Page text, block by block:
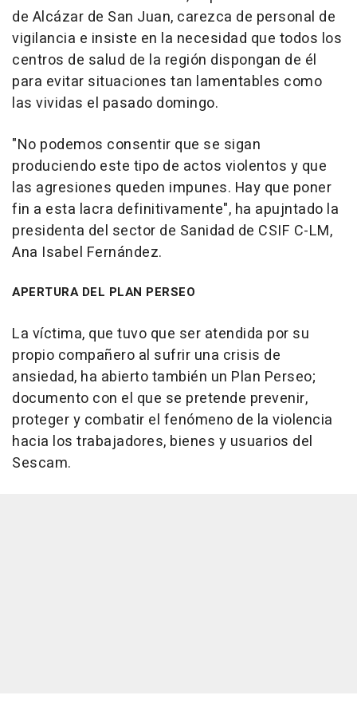
de Alcázar de San Juan, carezca de personal de
vigilancia e insiste en la necesidad que todos los
centros de salud de la región dispongan de él
para evitar situaciones tan lamentables como
las vividas el pasado domingo.
"No podemos consentir que se sigan
produciendo este tipo de actos violentos y que
las agresiones queden impunes. Hay que poner
fin a esta lacra definitivamente", ha apujntado la
presidenta del sector de Sanidad de CSIF C-LM,
Ana Isabel Fernández.
APERTURA DEL PLAN PERSEO
La víctima, que tuvo que ser atendida por su
propio compañero al sufrir una crisis de
ansiedad, ha abierto también un Plan Perseo;
documento con el que se pretende prevenir,
proteger y combatir el fenómeno de la violencia
hacia los trabajadores, bienes y usuarios del
Sescam.